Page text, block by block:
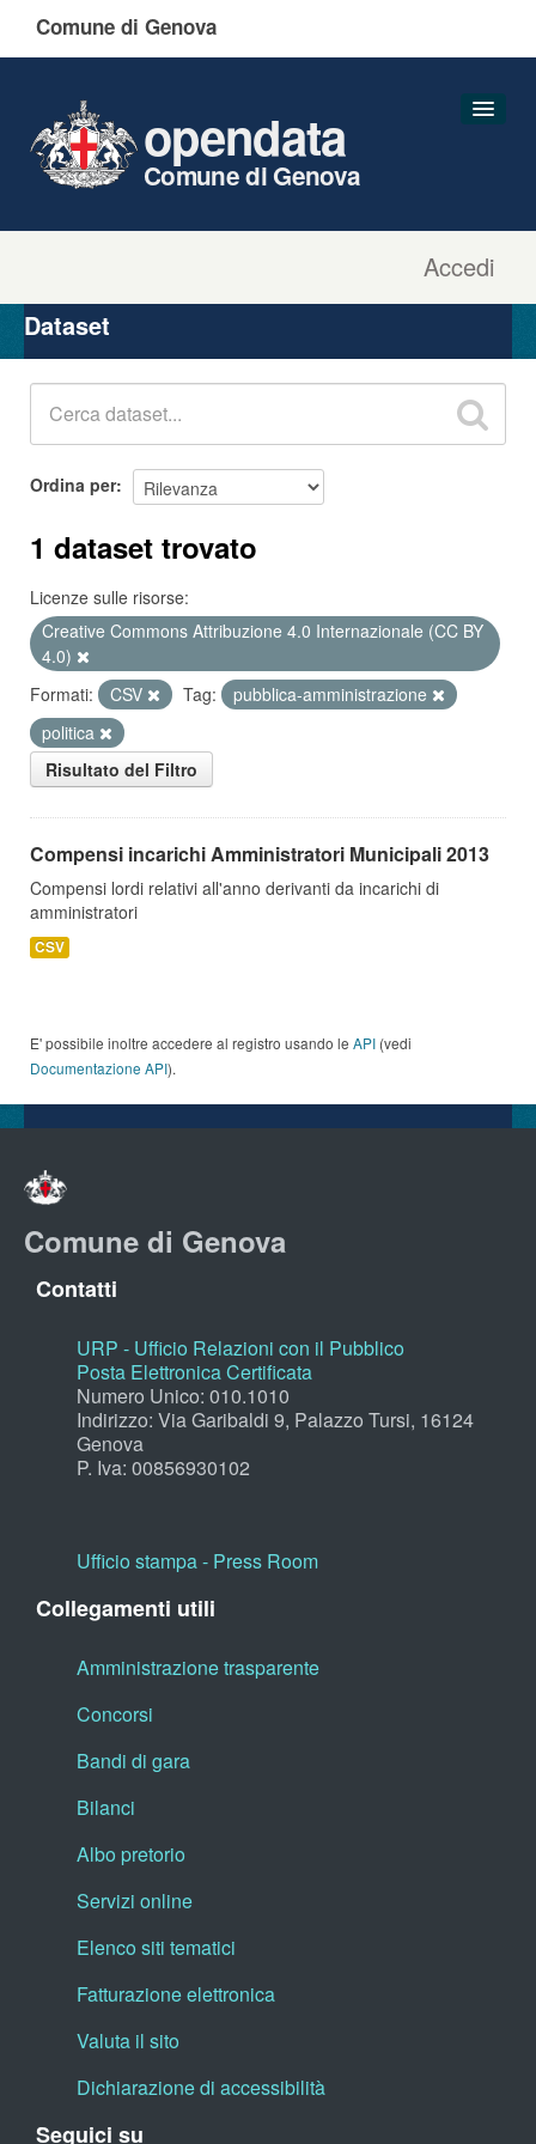
Comune di Genova
Accedi
opendata
Comune di Genova
Organizzazioni
Gruppi
Dataset
Ordina per
1 dataset trovato
Licenze sulle risorse:
Creative Commons Attribuzione 4.0 Internazionale (CC BY
4.0)
Formati:
CSV Tag:
pubblica-amministrazione
politica
Risultato del Filtro
Compensi incarichi Amministratori Municipali 2013
Compensi lordi relativi all'anno derivanti da incarichi di
amministratori
CSV
E' possibile inoltre accedere al registro usando le API (vedi
Documentazione API).
Comune di Genova
Contatti
URP - Ufficio Relazioni con il Pubblico
Posta Elettronica Certificata
Numero Unico: 010.1010
Indirizzo: Via Garibaldi 9, Palazzo Tursi, 16124
Genova
P. Iva: 00856930102
Ufficio stampa - Press Room
Collegamenti utili
Amministrazione trasparente
Concorsi
Bandi di gara
Bilanci
Albo pretorio
Servizi online
Elenco siti tematici
Fatturazione elettronica
Valuta il sito
Dichiarazione di accessibilità
Seguici su